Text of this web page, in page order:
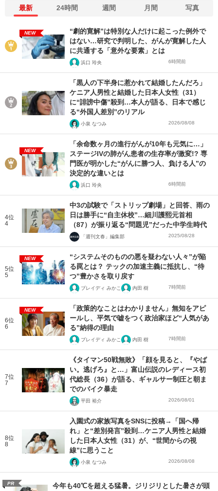
最新 24時間 週間 月間 写真
NEW
“劇的寛解”は特別な人だけに起こった例外で
はない…研究で判明した、がんが寛解した人
に共通する「意外な要素」とは
浜口 玲央 6時間前
「黒人の下半身に惹かれて結婚したんだろ」
ケニア人男性と結婚した日本人女性（31）
に“誹謗中傷”殺到…本人が語る、日本で感じ
る“外国人差別”のリアル
小泉 なつみ 2026/08/08
NEW
「余命数ヶ月の進行がんが10年も元気に…」
ステージIVの肺がん患者の生存率が激変!? 専
門医が明かした“がんに勝つ人、負ける人”の
決定的な違いとは
浜口 玲央 6時間前
4位
4
中3の試験で「ストリップ劇場」と回答、雨の
日は勝手に“自主休校”…細川護熙元首相
（87）が振り返る“問題児”だった中学生時代
「週刊文春」編集部 2025/08/28
5位
5
NEW
“システムそのものの悪を疑わない人々”が陥
る罠とは？ テックの加速主義に抵抗し、“待
つ”豊かさを取り戻す
ブレイディ みかこ 内田 樹 7時間前
6位
6
NEW
「政策的なことはわかりません」無知をアピ
ールし、平気で嘘をつく政治家ほど“人気があ
る”納得の理由
ブレイディ みかこ 内田 樹 7時間前
7位
7
《タイマン50戦無敗》「顔を見ると、『やば
い。逃げろ』と…」富山伝説のレディース初
代総長（36）が語る、ギャルサー制圧と朝ま
でのバイク暴走
平田 裕介 2026/08/01
8位
8
入園式の家族写真をSNSに投稿→「国へ帰
れ」と“差別発言”殺到…ケニア人男性と結婚
した日本人女性（31）が、“世間からの視
線”に思うこと
小泉 なつみ 2026/08/08
PR
今年も40℃を超える猛暑。ジリジリとした暑さが頭